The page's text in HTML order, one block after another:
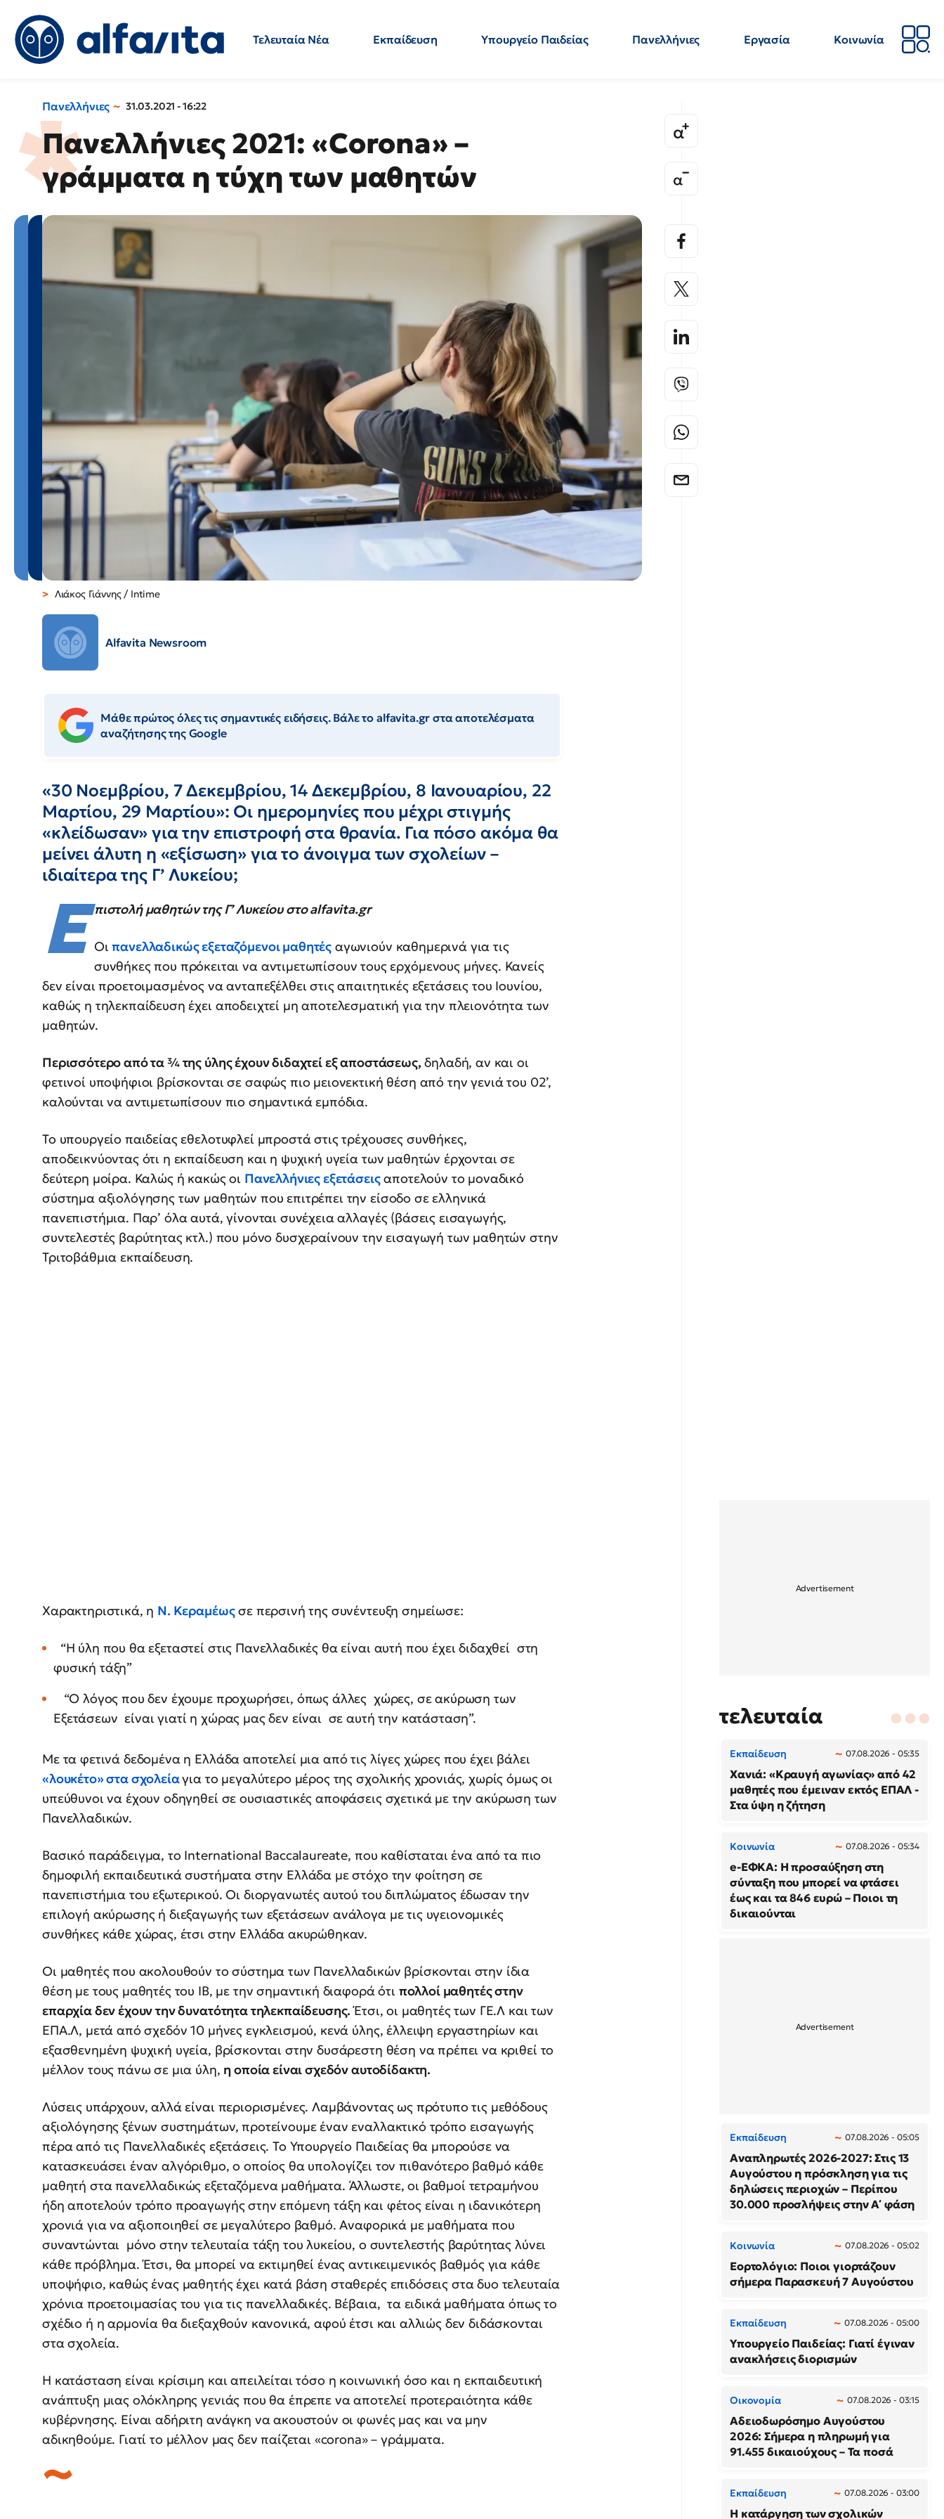
Τελευταία Νέα Εκπαίδευση Υπουργείο Παιδείας Πανελλήνιες Εργασία
Κοινωνία
Πανελλήνιες 31.03.2021 - 16:22
Πανελλήνιες 2021: «Corona» –
γράμματα η τύχη των μαθητών
Λιάκος Γιάννης / Intime
Alfavita Newsroom
Μάθε πρώτος όλες τις σημαντικές ειδήσεις. Βάλε το alfavita.gr στα αποτελέσματα
αναζήτησης της Google
«30 Νοεμβρίου, 7 Δεκεμβρίου, 14 Δεκεμβρίου, 8 Ιανουαρίου, 22
Μαρτίου, 29 Μαρτίου»: Οι ημερομηνίες που μέχρι στιγμής
«κλείδωσαν» για την επιστροφή στα θρανία. Για πόσο ακόμα θα
μείνει άλυτη η «εξίσωση» για το άνοιγμα των σχολείων –
ιδιαίτερα της Γ’ Λυκείου;
Ε πιστολή μαθητών της Γ’ Λυκείου στο alfavita.gr
Οιπανελλαδικώς εξεταζόμενοι μαθητές αγωνιούν καθημερινά για τις
συνθήκες που πρόκειται να αντιμετωπίσουν τους ερχόμενους μήνες. Κανείς
δεν είναι προετοιμασμένος να ανταπεξέλθει στις απαιτητικές εξετάσεις του Ιουνίου,
καθώς η τηλεκπαίδευση έχει αποδειχτεί μη αποτελεσματική για την πλειονότητα των
μαθητών.
Περισσότερο από τα ¾ της ύλης έχουν διδαχτεί εξ αποστάσεως, δηλαδή, αν και οι
φετινοί υποψήφιοι βρίσκονται σε σαφώς πιο μειονεκτική θέση από την γενιά του 02’,
καλούνται να αντιμετωπίσουν πιο σημαντικά εμπόδια.
Το υπουργείο παιδείας εθελοτυφλεί μπροστά στις τρέχουσες συνθήκες,
αποδεικνύοντας ότι η εκπαίδευση και η ψυχική υγεία των μαθητών έρχονται σε
δεύτερη μοίρα. Καλώς ή κακώς οι Πανελλήνιες εξετάσειςαποτελούν το μοναδικό
σύστημα αξιολόγησης των μαθητών που επιτρέπει την είσοδο σε ελληνικά
πανεπιστήμια. Παρ’ όλα αυτά, γίνονται συνέχεια αλλαγές (βάσεις εισαγωγής,
συντελεστές βαρύτητας κτλ.) που μόνο δυσχεραίνουν την εισαγωγή των μαθητών στην
Τριτοβάθμια εκπαίδευση.
Χαρακτηριστικά, η Ν. Κεραμέωςσε περσινή της συνέντευξη σημείωσε:
“Η ύλη που θα εξεταστεί στις Πανελλαδικές θα είναι αυτή που έχει διδαχθεί στη
φυσική τάξη”
“Ο λόγος που δεν έχουμε προχωρήσει, όπως άλλες χώρες, σε ακύρωση των
Εξετάσεων είναι γιατί η χώρας μας δεν είναι σε αυτή την κατάσταση”.
Με τα φετινά δεδομένα η Ελλάδα αποτελεί μια από τις λίγες χώρες που έχει βάλει
«λουκέτο» στα σχολείαγια το μεγαλύτερο μέρος της σχολικής χρονιάς, χωρίς όμως οι
υπεύθυνοι να έχουν οδηγηθεί σε ουσιαστικές αποφάσεις σχετικά με την ακύρωση των
Πανελλαδικών.
Βασικό παράδειγμα, το International Baccalaureate, που καθίσταται ένα από τα πιο
δημοφιλή εκπαιδευτικά συστήματα στην Ελλάδα με στόχο την φοίτηση σε
πανεπιστήμια του εξωτερικού. Οι διοργανωτές αυτού του διπλώματος έδωσαν την
επιλογή ακύρωσης ή διεξαγωγής των εξετάσεων ανάλογα με τις υγειονομικές
συνθήκες κάθε χώρας, έτσι στην Ελλάδα ακυρώθηκαν.
Οι μαθητές που ακολουθούν το σύστημα των Πανελλαδικών βρίσκονται στην ίδια
θέση με τους μαθητές του ΙΒ, με την σημαντική διαφορά ότι πολλοί μαθητές στην
επαρχία δεν έχουν την δυνατότητα τηλεκπαίδευσης.Έτσι, οι μαθητές των ΓΕ.Λ και των
ΕΠΑ.Λ, μετά από σχεδόν 10 μήνες εγκλεισμού, κενά ύλης, έλλειψη εργαστηρίων και
εξασθενημένη ψυχική υγεία, βρίσκονται στην δυσάρεστη θέση να πρέπει να κριθεί το
μέλλον τους πάνω σε μια ύλη, η οποία είναι σχεδόν αυτοδίδακτη.
Λύσεις υπάρχουν, αλλά είναι περιορισμένες. Λαμβάνοντας ως πρότυπο τις μεθόδους
αξιολόγησης ξένων συστημάτων, προτείνουμε έναν εναλλακτικό τρόπο εισαγωγής
πέρα από τις Πανελλαδικές εξετάσεις. Το Υπουργείο Παιδείας θα μπορούσε να
κατασκευάσει έναν αλγόριθμο, ο οποίος θα υπολογίζει τον πιθανότερο βαθμό κάθε
μαθητή στα πανελλαδικώς εξεταζόμενα μαθήματα. Άλλωστε, οι βαθμοί τετραμήνου
ήδη αποτελούν τρόπο προαγωγής στην επόμενη τάξη και φέτος είναι η ιδανικότερη
χρονιά για να αξιοποιηθεί σε μεγαλύτερο βαθμό. Αναφορικά με μαθήματα που
συναντώνται μόνο στην τελευταία τάξη του λυκείου, ο συντελεστής βαρύτητας λύνει
κάθε πρόβλημα. Έτσι, θα μπορεί να εκτιμηθεί ένας αντικειμενικός βαθμός για κάθε
υποψήφιο, καθώς ένας μαθητής έχει κατά βάση σταθερές επιδόσεις στα δυο τελευταία
χρόνια προετοιμασίας του για τις πανελλαδικές. Βέβαια, τα ειδικά μαθήματα όπως το
σχέδιο ή η αρμονία θα διεξαχθούν κανονικά, αφού έτσι και αλλιώς δεν διδάσκονται
στα σχολεία.
Η κατάσταση είναι κρίσιμη και απειλείται τόσο η κοινωνική όσο και η εκπαιδευτική
ανάπτυξη μιας ολόκληρης γενιάς που θα έπρεπε να αποτελεί προτεραιότητα κάθε
κυβέρνησης. Είναι αδήριτη ανάγκη να ακουστούν οι φωνές μας και να μην
αδικηθούμε. Γιατί το μέλλον μας δεν παίζεται «corona» – γράμματα.
τελευταία
Εκπαίδευση 07.08.2026 - 05:35
Χανιά: «Κραυγή αγωνίας» από 42
μαθητές που έμειναν εκτός ΕΠΑΛ -
Στα ύψη η ζήτηση
Κοινωνία 07.08.2026 - 05:34
e-ΕΦΚΑ: Η προσαύξηση στη
σύνταξη που μπορεί να φτάσει
έως και τα 846 ευρώ – Ποιοι τη
δικαιούνται
Εκπαίδευση 07.08.2026 - 05:05
Αναπληρωτές 2026-2027: Στις 13
Αυγούστου η πρόσκληση για τις
δηλώσεις περιοχών – Περίπου
30.000 προσλήψεις στην Α΄ φάση
Κοινωνία 07.08.2026 - 05:02
Εορτολόγιο: Ποιοι γιορτάζουν
σήμερα Παρασκευή 7 Αυγούστου
Εκπαίδευση 07.08.2026 - 05:00
Υπουργείο Παιδείας: Γιατί έγιναν
ανακλήσεις διορισμών
Οικονομία 07.08.2026 - 03:15
Αδειοδωρόσημο Αυγούστου
2026: Σήμερα η πληρωμή για
91.455 δικαιούχους – Τα ποσά
Εκπαίδευση 07.08.2026 - 03:00
Η κατάργηση των σχολικών